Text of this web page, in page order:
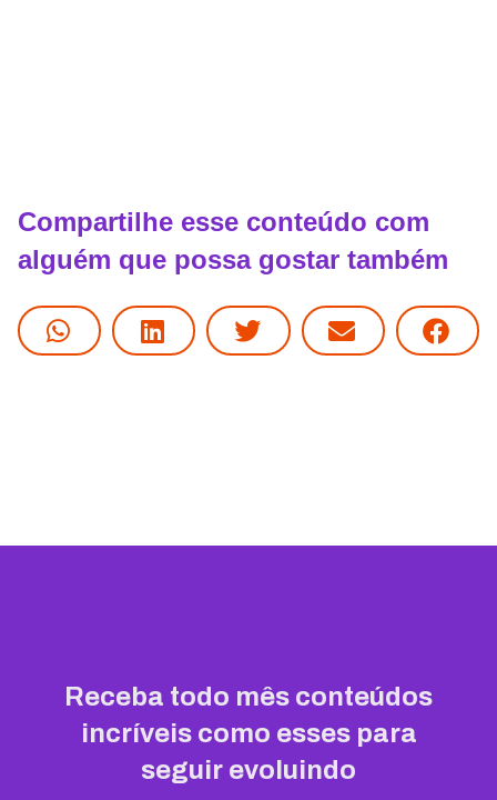
Compartilhe esse conteúdo com
alguém que possa gostar também
Receba todo mês conteúdos
incríveis como esses para
seguir evoluindo